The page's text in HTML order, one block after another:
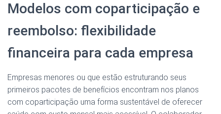
Modelos com coparticipação e
reembolso: flexibilidade
financeira para cada empresa
Empresas menores ou que estão estruturando seus
primeiros pacotes de benefícios encontram nos planos
com coparticipação uma forma sustentável de oferecer